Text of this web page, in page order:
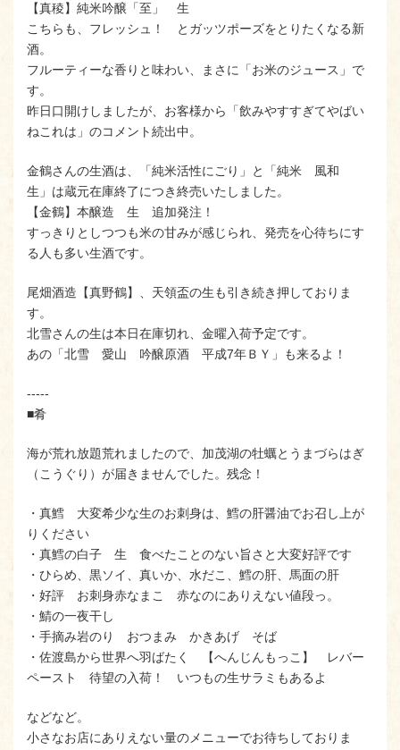
【真稜】純米吟醸「至」 生
こちらも、フレッシュ！ とガッツポーズをとりたくなる新
酒。
フルーティーな香りと味わい、まさに「お米のジュース」で
す。
昨日口開けしましたが、お客様から「飲みやすすぎてやばい
ねこれは」のコメント続出中。
金鶴さんの生酒は、「純米活性にごり」と「純米 風和
生」は蔵元在庫終了につき終売いたしました。
【金鶴】本醸造 生 追加発注！
すっきりとしつつも米の甘みが感じられ、発売を心待ちにす
る人も多い生酒です。
尾畑酒造【真野鶴】、天領盃の生も引き続き押しておりま
す。
北雪さんの生は本日在庫切れ、金曜入荷予定です。
あの「北雪 愛山 吟醸原酒 平成7年ＢＹ」も来るよ！
-----
■肴
海が荒れ放題荒れましたので、加茂湖の牡蠣とうまづらはぎ
（こうぐり）が届きませんでした。残念！
・真鱈 大変希少な生のお刺身は、鱈の肝醤油でお召し上が
りください
・真鱈の白子 生 食べたことのない旨さと大変好評です
・ひらめ、黒ソイ、真いか、水だこ、鱈の肝、馬面の肝
・好評 お刺身赤なまこ 赤なのにありえない値段っ。
・鯖の一夜干し
・手摘み岩のり おつまみ かきあげ そば
・佐渡島から世界へ羽ばたく 【へんじんもっこ】 レバー
ペースト 待望の入荷！ いつもの生サラミもあるよ
などなど。
小さなお店にありえない量のメニューでお待ちしておりま